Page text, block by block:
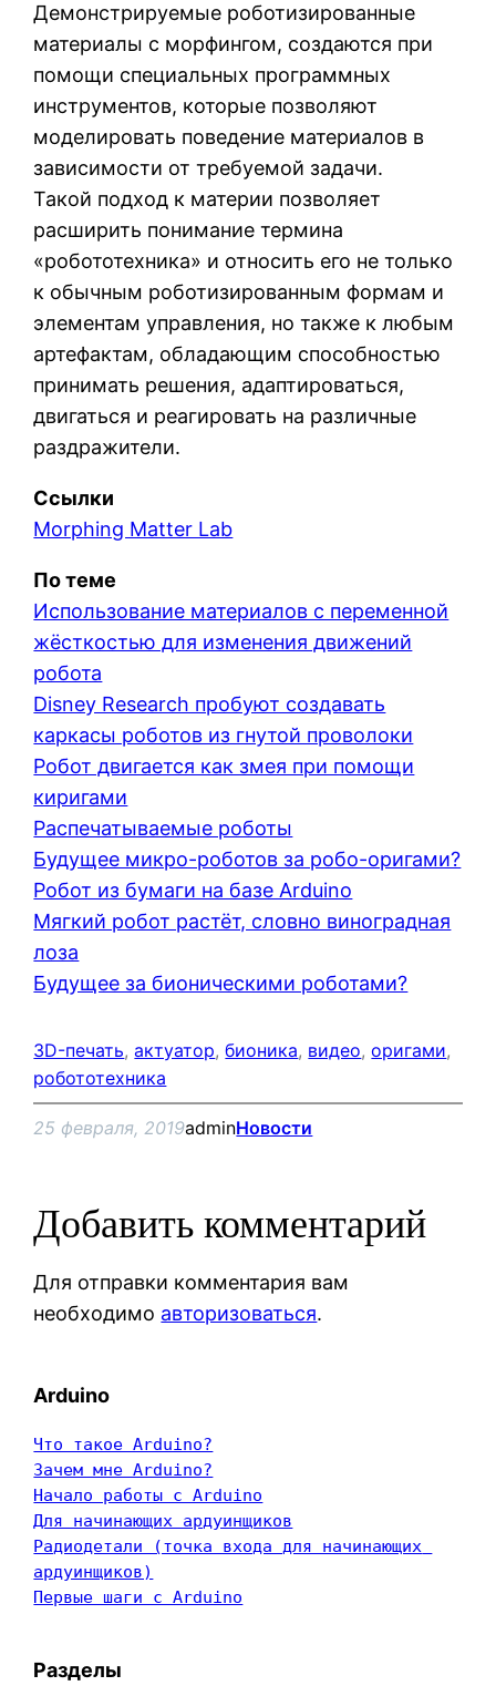
Демонстрируемые роботизированные
материалы с морфингом, создаются при
помощи специальных программных
инструментов, которые позволяют
моделировать поведение материалов в
зависимости от требуемой задачи.
Такой подход к материи позволяет
расширить понимание термина
«робототехника» и относить его не только
к обычным роботизированным формам и
элементам управления, но также к любым
артефактам, обладающим способностью
принимать решения, адаптироваться,
двигаться и реагировать на различные
раздражители.
Ссылки
Morphing Matter Lab
По теме
Использование материалов с переменной
жёсткостью для изменения движений
робота
Disney Research пробуют создавать
каркасы роботов из гнутой проволоки
Робот двигается как змея при помощи
киригами
Распечатываемые роботы
Будущее микро-роботов за робо-оригами?
Робот из бумаги на базе Arduino
Мягкий робот растёт, словно виноградная
лоза
Будущее за бионическими роботами?
3D-печать, актуатор, бионика, видео, оригами
робототехника
25 февраля, 2019adminНовости
Добавить комментарий
Для отправки комментария вам
необходимо авторизоваться.
Arduino
Что такое Arduino?
Зачем мне Arduino?
Начало работы с Arduino
Для начинающих ардуинщиков
Радиодетали (точка входа для начинающих
ардуинщиков)
Первые шаги с Arduino
Разделы